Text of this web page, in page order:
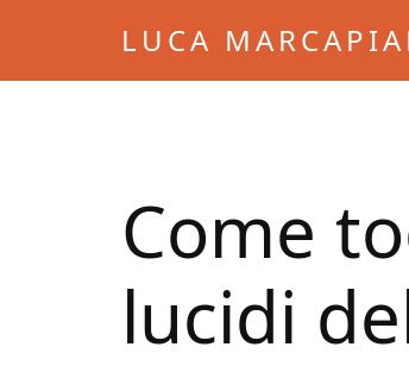
LUCA
Blog
Come
lucidi